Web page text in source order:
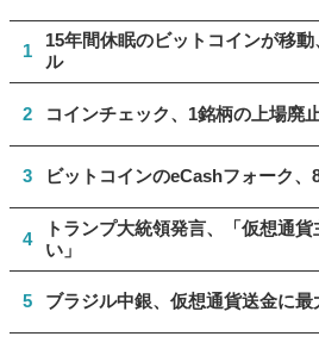
1
15年間休眠のビットコインが移
ル
2 コインチェック、1銘柄の上場廃
3 ビットコインのeCashフォーク
4
トランプ大統領発言、「仮想通
い」
5 ブラジル中銀、仮想通貨送金に